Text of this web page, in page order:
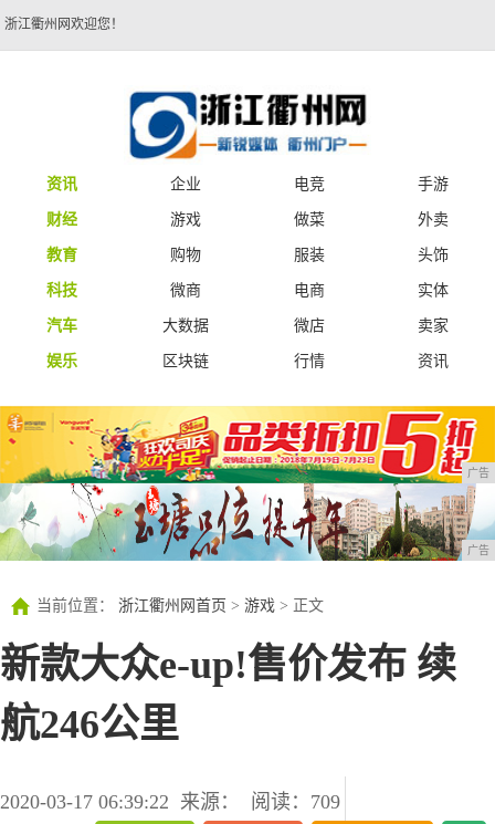
浙江衢州网欢迎您！
资讯 企业 电竞
手游
财经
游戏 做菜
外卖
教育
购物 服装
头饰
科技
微商 电商
实体
汽车
大数据 微店
卖家
娱乐
区块链 行情 资讯
广告
广告
当前位置： 浙江衢州网首页 > 游戏 > 正文
新款大众e-up!售价发布 续
航246公里
2020-03-17 06:39:22 来源： 阅读：709